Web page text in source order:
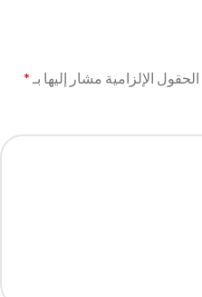
الحقول الإلزامية مشار إليها بـ *